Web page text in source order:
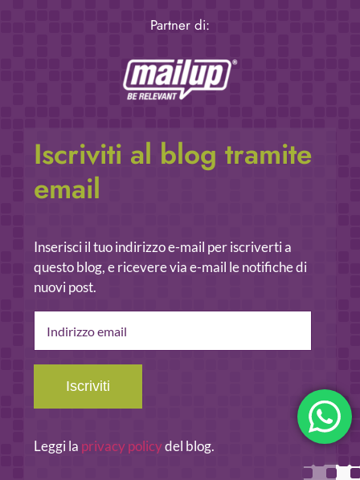
Partner di:
Iscriviti al blog tramite
email
Inserisci il tuo indirizzo e-mail per iscriverti a
questo blog, e ricevere via e-mail le notifiche di
nuovi post.
email
Iscriviti
Leggi la privacy policydel blog.